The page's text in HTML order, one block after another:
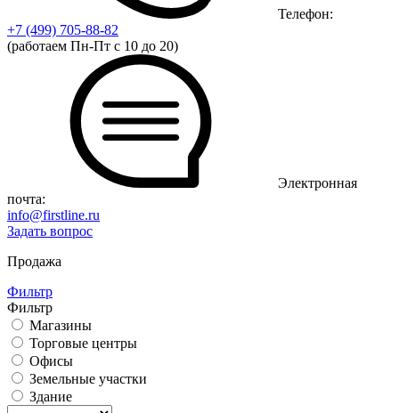
Телефон:
+7 (499) 705-88-82
(работаем Пн-Пт с 10 до 20)
Электронная
почта:
info@firstline.ru
Задать вопрос
Продажа
Фильтр
Фильтр
Магазины
Торговые центры
Офисы
Земельные участки
Здание